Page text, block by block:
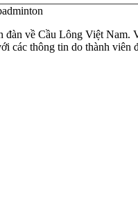
đàn về Cầu Lông Việt Nam.
các thông tin do thành viên